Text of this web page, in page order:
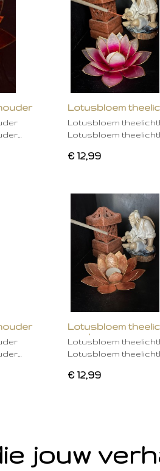
Lotusbloem
rose
Lotusbloem
Lotusbloem
€ 12,99
Lotusbloem
mocha
Lotusbloem
Lotusbloem
€ 12,99
jouw